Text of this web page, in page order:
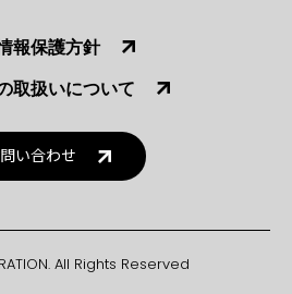
報保護方針
取扱いについて
い合わせ
All Rights Reserved